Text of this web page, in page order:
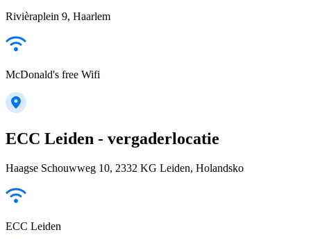
Rivièraplein 9, Haarlem
McDonald's free Wifi
ECC Leiden - vergaderlocatie
Haagse Schouwweg 10, 2332 KG Leiden, Holandsko
ECC Leiden